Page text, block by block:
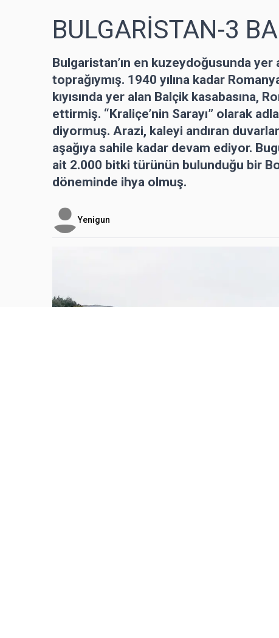
BULGARİSTAN-3
Bulgaristan’ın en kuzeydoğusunda yer
toprağıymış. 1940 yılına kadar
kıyısında yer alan Balçik kasabasına,
ettirmiş. “Kraliçe’nin Sarayı” olarak
diyormuş. Arazi, kaleyi andıran
aşağıya sahile kadar devam ediyor.
ait 2.000 bitki türünün bulunduğu bir
döneminde ihya olmuş.
Yenigun